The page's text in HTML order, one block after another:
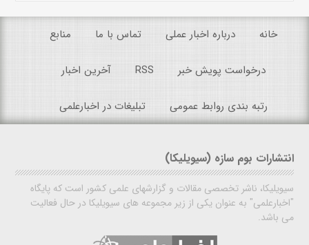
خانه درباره اخبار عملی تماس با ما منابع
درخواست پویش خبر RSS آخرین اخبار
رتبه بندی روابط عمومی تبلیغات در اخبارعلمی
انتشارات بوم سازه (سیویلیکا)
سیویلیکا، ناشر تخصصی مقالات و گزارشهای علمی کشور است که پایگاه
"اخبارعلمی" به عنوان یکی از زیر مجموعه های سیویلیکا در حال فعالیت
می باشد.